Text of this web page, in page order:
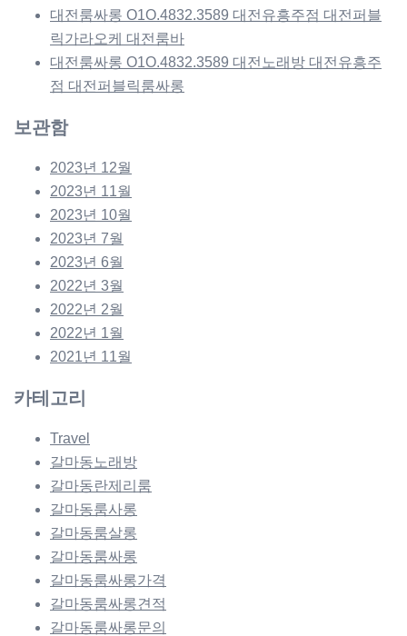
대전룸싸롱 O1O.4832.3589 대전유흥주점 대전퍼블
릭가라오케 대전룸바
대전룸싸롱 O1O.4832.3589 대전노래방 대전유흥주
점 대전퍼블릭룸싸롱
보관함
2023년 12월
2023년 11월
2023년 10월
2023년 7월
2023년 6월
2022년 3월
2022년 2월
2022년 1월
2021년 11월
카테고리
Travel
갈마동노래방
갈마동란제리룸
갈마동룸사롱
갈마동룸살롱
갈마동룸싸롱
갈마동룸싸롱가격
갈마동룸싸롱견적
갈마동룸싸롱문의